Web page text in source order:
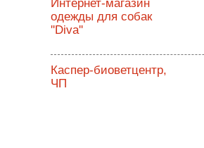
Интернет-магазин
одежды для собак
''Diva''
Каспер-биоветцентр,
ЧП